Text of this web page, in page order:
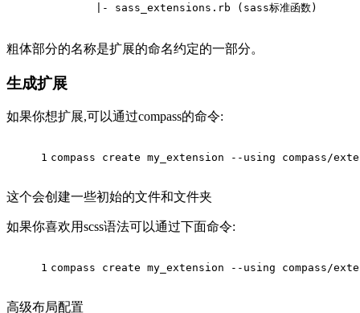
      |- sass_extensions.rb (sass标准函数)
粗体部分的名称是扩展的命名约定的一部分。
生成扩展
如果你想扩展,可以通过compass的命令:
1 compass create my_extension --using compass/
这个会创建一些初始的文件和文件夹
如果你喜欢用scss语法可以通过下面命令:
1 compass create my_extension --using compass/
高级布局配置